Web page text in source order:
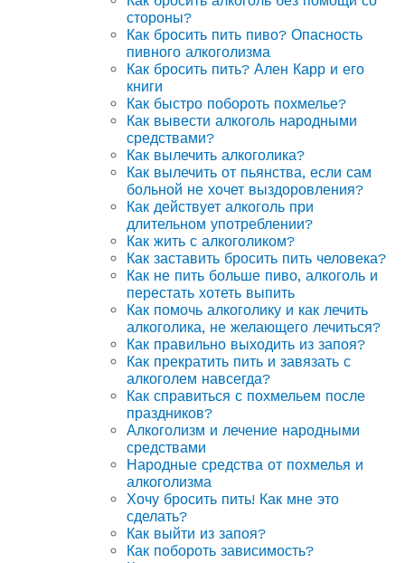
стороны?
Как бросить пить пиво? Опасность
пивного алкоголизма
Как бросить пить? Ален Карр и его
книги
Как быстро побороть похмелье?
Как вывести алкоголь народными
средствами?
Как вылечить алкоголика?
Как вылечить от пьянства, если сам
больной не хочет выздоровления?
Как действует алкоголь при
длительном употреблении?
Как жить с алкоголиком?
Как заставить бросить пить человека?
Как не пить больше пиво, алкоголь и
перестать хотеть выпить
Как помочь алкоголику и как лечить
алкоголика, не желающего лечиться?
Как правильно выходить из запоя?
Как прекратить пить и завязать с
алкоголем навсегда?
Как справиться с похмельем после
праздников?
Алкоголизм и лечение народными
средствами
Народные средства от похмелья и
алкоголизма
Хочу бросить пить! Как мне это
сделать?
Как выйти из запоя?
Как побороть зависимость?